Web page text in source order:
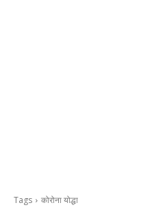
Tags कोरोना योद्धा